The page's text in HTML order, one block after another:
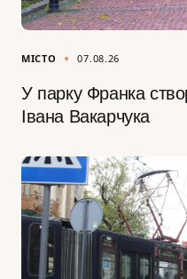
МІСТО 07.08.26
У парку Франка
Івана Вакарчука